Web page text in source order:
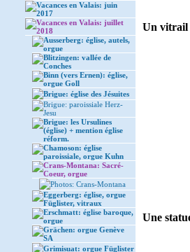
Vacances en Valais: juin
2017
Vacances en Valais: juillet
2018
Ausserberg: église, autels,
orgue
Blitzingen: vallée de
Conches
Binn (vers Ernen): église,
orgue Goll
Brigue: église des Jésuites
Brigue: paroissiale Herz-
Jesu
Brigue: les Ursulines
(église) + mention église
réform.
Chamoson: église
paroissiale, orgue Kuhn
Crans-Montana: Sacré-
Coeur, orgue
Photos: Crans-Montana
Eggerberg: église, orgue
Füglister, vitraux
Erschmatt: église baroque,
orgue
Grächen: orgue Genève
SA
Grimisuat: orgue Füglister
Un vitrail
Une